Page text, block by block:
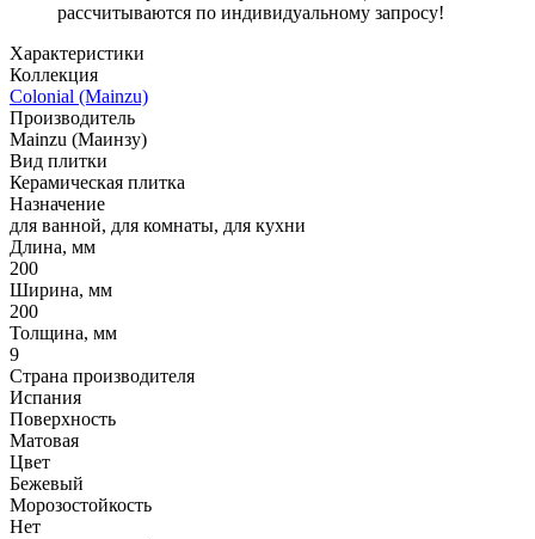
рассчитываются по индивидуальному запросу!
Характеристики
Коллекция
Colonial (Mainzu)
Производитель
Mainzu (Маинзу)
Вид плитки
Керамическая плитка
Назначение
для ванной, для комнаты, для кухни
Длина, мм
200
Ширина, мм
200
Толщина, мм
9
Страна производителя
Испания
Поверхность
Матовая
Цвет
Бежевый
Морозостойкость
Нет